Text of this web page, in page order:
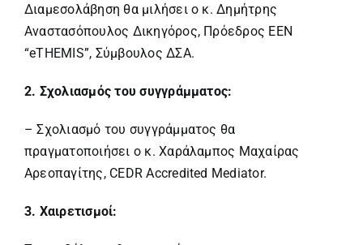
Διαμεσολάβηση θα μιλήσει ο κ. Δημήτρης
Αναστασόπουλος Δικηγόρος, Πρόεδρος ΕΕΝ
“eTHEMIS”, Σύμβουλος ΔΣΑ.
2. Σχολιασμός του συγγράμματος:
– Σχολιασμό του συγγράμματος θα
πραγματοποιήσει ο κ. Χαράλαμπος Μαχαίρας
Αρεοπαγίτης, CEDR Accredited Mediator.
3. Χαιρετισμοί: